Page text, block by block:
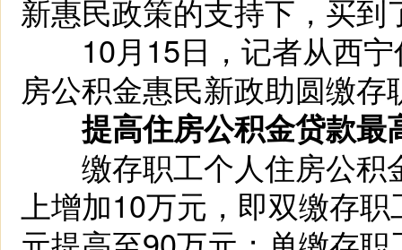
新惠民政策的支持下，买
10月15日，记者从西宁
房公积金惠民新政助圆缴存
提高住房公积金贷款最
缴存职工个人住房公积
上增加10万元，即双缴存